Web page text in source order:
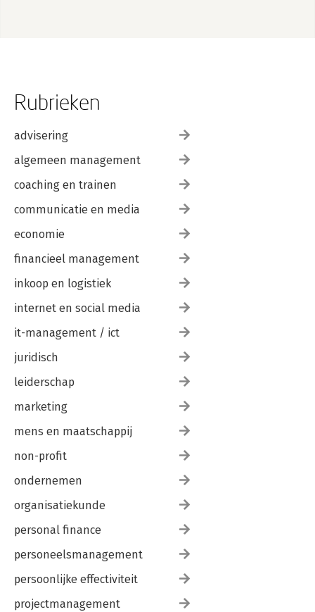
Rubrieken
advisering
algemeen management
coaching en trainen
communicatie en media
economie
financieel management
inkoop en logistiek
internet en social media
it-management / ict
juridisch
leiderschap
marketing
mens en maatschappij
non-profit
ondernemen
organisatiekunde
personal finance
personeelsmanagement
persoonlijke effectiviteit
projectmanagement